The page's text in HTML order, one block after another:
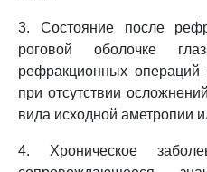
3. Состояние после
роговой оболочке
рефракционных
при отсутствии
вида исходной аметропии
4. Хроническое